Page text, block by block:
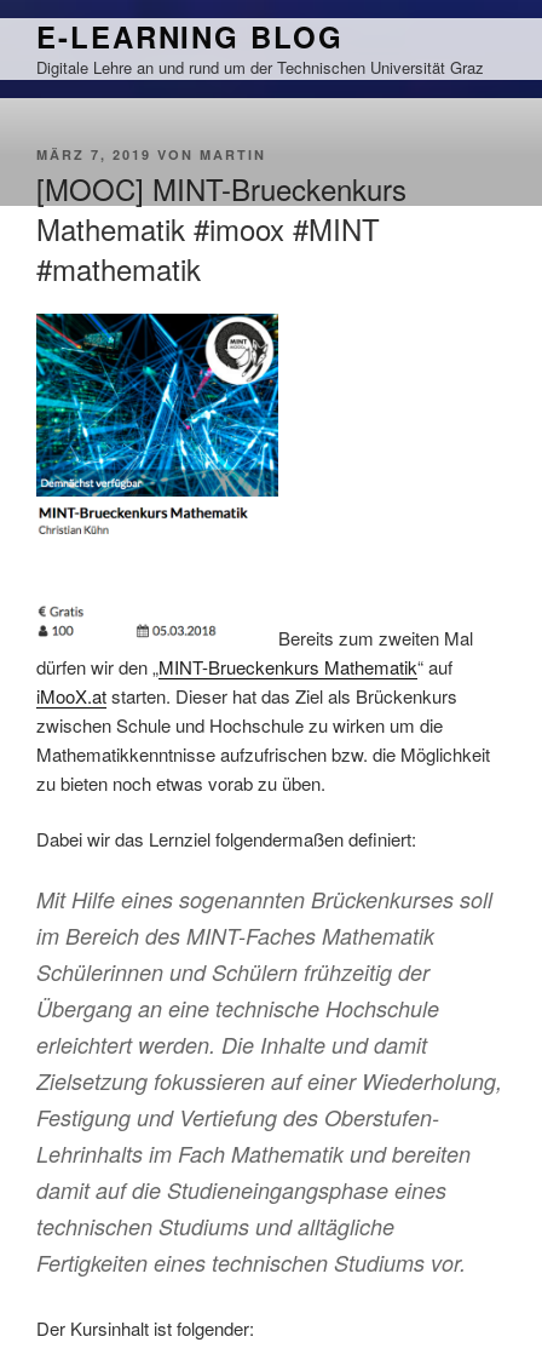
Zum
springen
E-LEARNING BLOG
Digitale Lehre an und rund um der Technischen Universität Graz
VERÖFFENTLICHT
MÄRZ 7, 2019 VON MARTIN
[MOOC] MINT-Brueckenkurs
Mathematik #imoox #MINT
#mathematik
Bereits zum zweiten Mal
dürfen wir den „MINT-Brueckenkurs Mathematik“ auf
iMooX.atstarten. Dieser hat das Ziel als Brückenkurs
zwischen Schule und Hochschule zu wirken um die
Mathematikkenntnisse aufzufrischen bzw. die Möglichkeit
zu bieten noch etwas vorab zu üben.
Dabei wir das Lernziel folgendermaßen definiert:
Mit Hilfe eines sogenannten Brückenkurses soll
im Bereich des MINT-Faches Mathematik
Schülerinnen und Schülern frühzeitig der
Übergang an eine technische Hochschule
erleichtert werden. Die Inhalte und damit
Zielsetzung fokussieren auf einer Wiederholung,
Festigung und Vertiefung des Oberstufen-
Lehrinhalts im Fach Mathematik und bereiten
damit auf die Studieneingangsphase eines
technischen Studiums und alltägliche
Fertigkeiten eines technischen Studiums vor.
Der Kursinhalt ist folgender: